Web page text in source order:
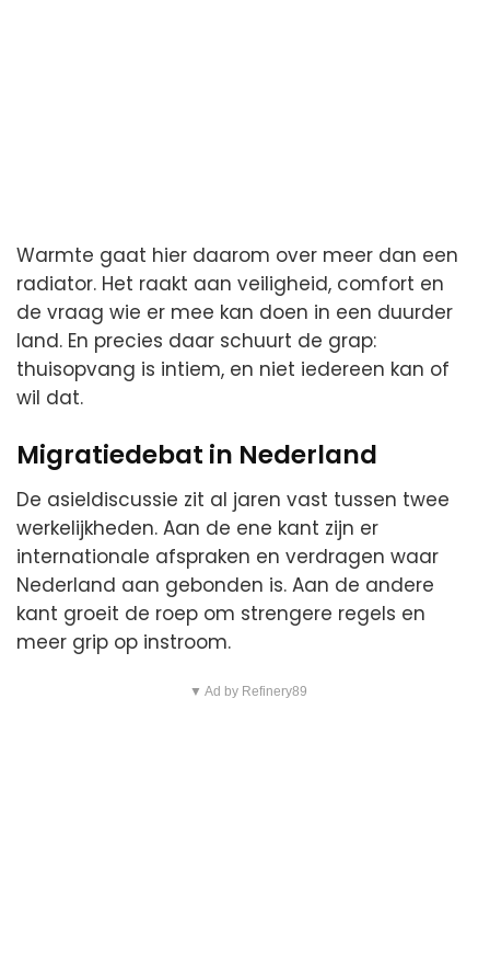
Warmte gaat hier daarom over meer dan een
radiator. Het raakt aan veiligheid, comfort en
de vraag wie er mee kan doen in een duurder
land. En precies daar schuurt de grap:
thuisopvang is intiem, en niet iedereen kan of
wil dat.
Migratiedebat in Nederland
De asieldiscussie zit al jaren vast tussen twee
werkelijkheden. Aan de ene kant zijn er
internationale afspraken en verdragen waar
Nederland aan gebonden is. Aan de andere
kant groeit de roep om strengere regels en
meer grip op instroom.
▼ Ad by Refinery89